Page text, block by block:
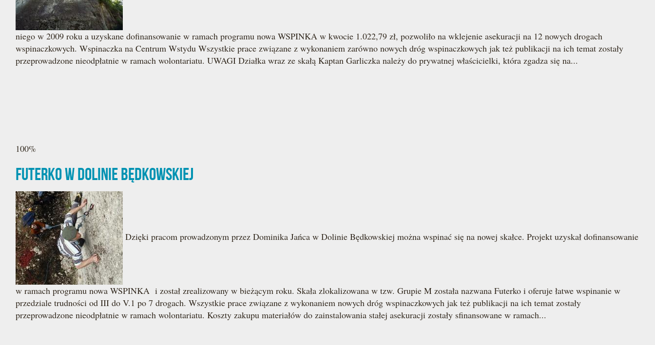
niego w 2009 roku a uzyskane dofinansowanie w ramach programu nowa WSPINKA w kwocie 1.022,79 zł, pozwoliło na wklejenie asekuracji na 12 nowych drogach
wspinaczkowych. Wspinaczka na Centrum Wstydu Wszystkie prace związane z wykonaniem zarówno nowych dróg wspinaczkowych jak też publikacji na ich temat zostały
przeprowadzone nieodpłatnie w ramach wolontariatu. UWAGI Działka wraz ze skałą Kaptan Garliczka należy do prywatnej właścicielki, która zgadza się na...
100%
Futerko w Dolinie Będkowskiej
Dzięki pracom prowadzonym przez Dominika Jańca w Dolinie Będkowskiej można wspinać się na nowej skałce. Projekt uzyskał dofinansowanie
w ramach programu nowa WSPINKA i został zrealizowany w bieżącym roku. Skała zlokalizowana w tzw. Grupie M została nazwana Futerko i oferuje łatwe wspinanie w
przedziale trudności od III do V.1 po 7 drogach. Wszystkie prace związane z wykonaniem nowych dróg wspinaczkowych jak też publikacji na ich temat zostały
przeprowadzone nieodpłatnie w ramach wolontariatu. Koszty zakupu materiałów do zainstalowania stałej asekuracji zostały sfinansowane w ramach...